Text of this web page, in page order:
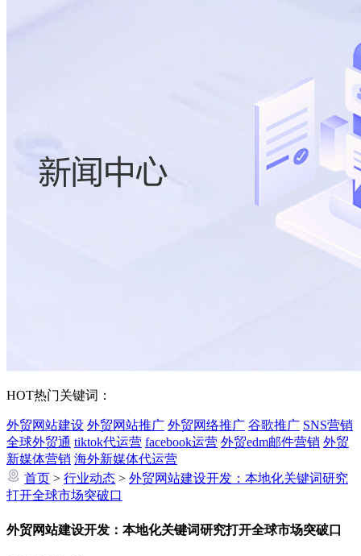
HOT热门关键词：
外贸网站建设 外贸网站推广 外贸网络推广 谷歌推广 SNS营销
全球外贸通 tiktok代运营 facebook运营 外贸edm邮件营销 外贸
新媒体营销 海外新媒体代运营
首页 > 行业动态 > 外贸网站建设开发：本地化关键词研究
打开全球市场突破口
外贸网站建设开发：本地化关键词研究打开全球市场突破口